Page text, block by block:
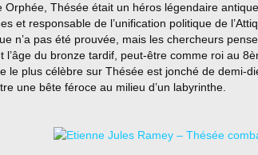
Orphée, Thésée était un héros légendaire
et responsable de l’unification politique de
n’a pas été prouvée, mais les chercheurs
l’âge du bronze tardif, peut-être comme roi au
le plus célèbre sur Thésée est jonché de demi-
une bête féroce au milieu d’un labyrinthe.